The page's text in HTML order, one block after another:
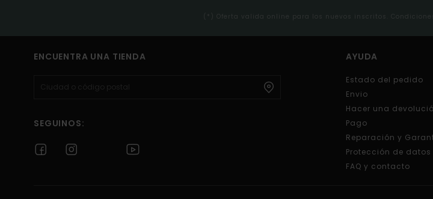
(*) Oferta valida online para los nuevos inscritos.
ENCUENTRA UNA TIENDA
SEGUINOS:
AYUDA
Estado del pedido
Envio
Hacer una
Pago
Reparación y
Protección de datos
FAQ y contacto